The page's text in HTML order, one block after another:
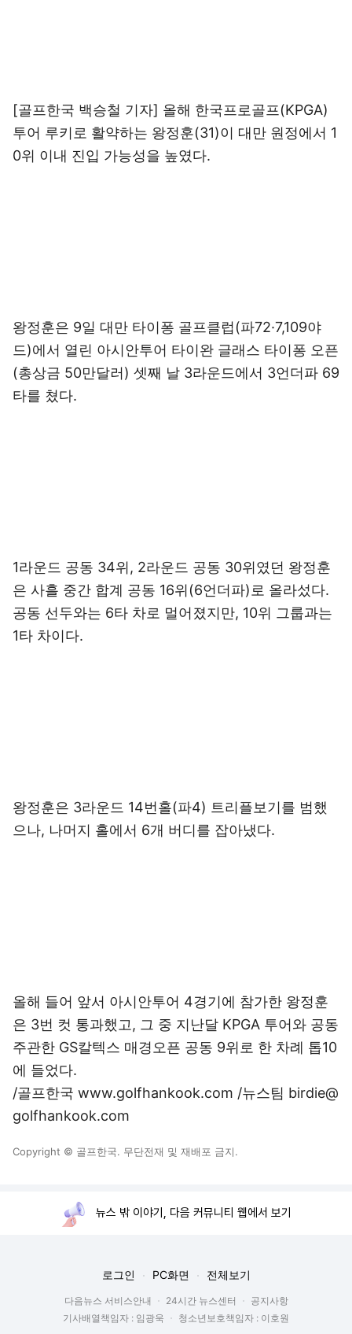
[골프한국 백승철 기자] 올해 한국프로골프(KPGA)
투어 루키로 활약하는 왕정훈(31)이 대만 원정에서 1
0위 이내 진입 가능성을 높였다.
왕정훈은 9일 대만 타이퐁 골프클럽(파72·7,109야
드)에서 열린 아시안투어 타이완 글래스 타이퐁 오픈
(총상금 50만달러) 셋째 날 3라운드에서 3언더파 69
타를 쳤다.
1라운드 공동 34위, 2라운드 공동 30위였던 왕정훈
은 사흘 중간 합계 공동 16위(6언더파)로 올라섰다.
공동 선두와는 6타 차로 멀어졌지만, 10위 그룹과는
1타 차이다.
왕정훈은 3라운드 14번홀(파4) 트리플보기를 범했
으나, 나머지 홀에서 6개 버디를 잡아냈다.
올해 들어 앞서 아시안투어 4경기에 참가한 왕정훈
은 3번 컷 통과했고, 그 중 지난달 KPGA 투어와 공동
주관한 GS칼텍스 매경오픈 공동 9위로 한 차례 톱10
에 들었다.
/골프한국 www.golfhankook.com /뉴스팀 birdie@
golfhankook.com
Copyright © 골프한국. 무단전재 및 재배포 금지.
뉴스 밖 이야기, 다음 커뮤니티 웹에서 보기
로그인 PC화면 전체보기
다음뉴스 서비스안내 24시간 뉴스센터
공지사항
기사배열책임자 : 임광욱
청소년보호책임자 : 이호원